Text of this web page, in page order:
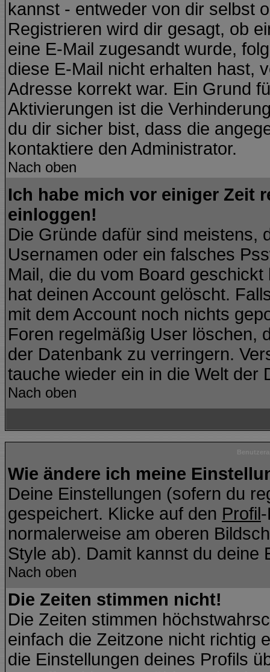
kannst - entweder von dir selbst
Registrieren wird dir gesagt, ob
eine E-Mail zugesandt wurde,
diese E-Mail nicht erhalten hast,
Adresse korrekt war. Ein Grund
Aktivierungen ist die
du dir sicher bist, dass die
kontaktiere den Administrator.
Nach oben
Ich habe mich vor einiger Zeit
einloggen!
Die Gründe dafür sind meistens,
Usernamen oder ein falsches
Mail, die du vom Board
hat deinen Account gelöscht.
mit dem Account noch nichts
Foren regelmäßig User löschen,
der Datenbank zu verringern.
tauche wieder ein in die Welt der
Nach oben
Wie ändere ich meine
Deine Einstellungen (sofern du
gespeichert. Klicke auf den Profil
normalerweise am oberen
Style ab). Damit kannst du deine
Nach oben
Die Zeiten stimmen nicht!
Die Zeiten stimmen
einfach die Zeitzone nicht richtig
die Einstellungen deines Profils